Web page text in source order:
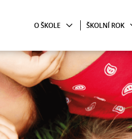
O ŠKOLE ŠKOLNÍ ROK